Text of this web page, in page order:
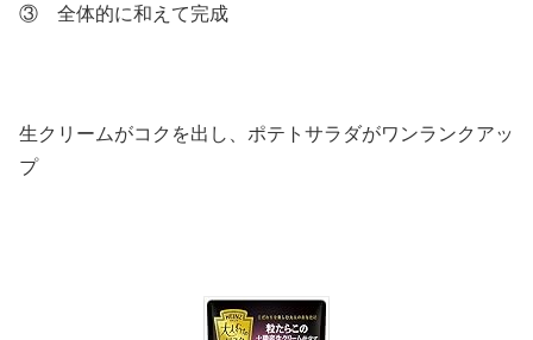
③ 全体的に和えて完成
生クリームがコクを出し、ポテトサラダがワンランクアッ
プ